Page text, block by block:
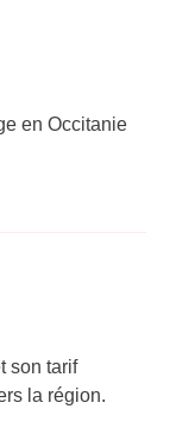
en Occitanie
son tarif
la région.